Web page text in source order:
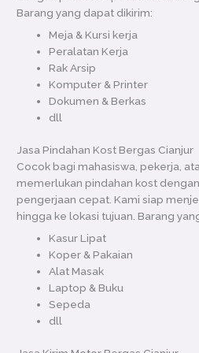
Barang yang dapat dikirim:
Meja & Kursi kerja
Peralatan Kerja
Rak Arsip
Komputer & Printer
Dokumen & Berkas
dll
Jasa Pindahan Kost Bergas Cianjur
Cocok bagi mahasiswa, pekerja,
memerlukan pindahan kost
pengerjaan cepat. Kami siap
hingga ke lokasi tujuan. Barang
Kasur Lipat
Koper & Pakaian
Alat Masak
Laptop & Buku
Sepeda
dll